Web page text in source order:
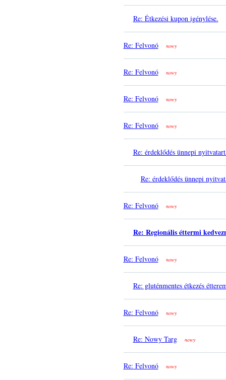
Re: Étkezési kupon igénylése.
Re: Felvonó nowy
Re: Felvonó nowy
Re: Felvonó nowy
Re: Felvonó nowy
Re: érdeklődés ünnepi
Re: érdeklődés ünnepi
Re: Felvonó nowy
Re: Regionális éttermi
Re: Felvonó nowy
Re: gluténmentes étkezés
Re: Felvonó nowy
Re: Nowy Targ nowy
Re: Felvonó nowy